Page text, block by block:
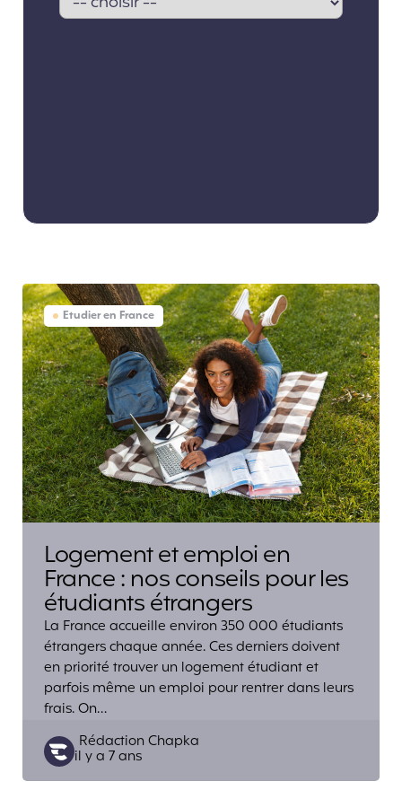
Etudier en France
Logement et emploi en
France : nos conseils pour les
étudiants étrangers
La France accueille environ 350 000 étudiants
étrangers chaque année. Ces derniers doivent
en priorité trouver un logement étudiant et
parfois même un emploi pour rentrer dans leurs
frais. On…
Posted
by
Rédaction Chapka
il y a 7 ans